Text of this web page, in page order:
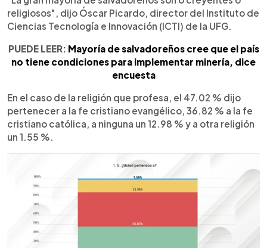
religiosos", dijo Óscar Picardo, director del Instituto de
Ciencias Tecnología e Innovación (ICTI) de la UFG.
PUEDE LEER: Mayoría de salvadoreños cree que el país
no tiene condiciones para implementar minería, dice
encuesta
En el caso de la religión que profesa, el 47.02 % dijo
pertenecer a la fe cristiano evangélico, 36.82 % a la fe
cristiano católica, a ninguna un 12.98 % y a otra religión
un 1.55 %.